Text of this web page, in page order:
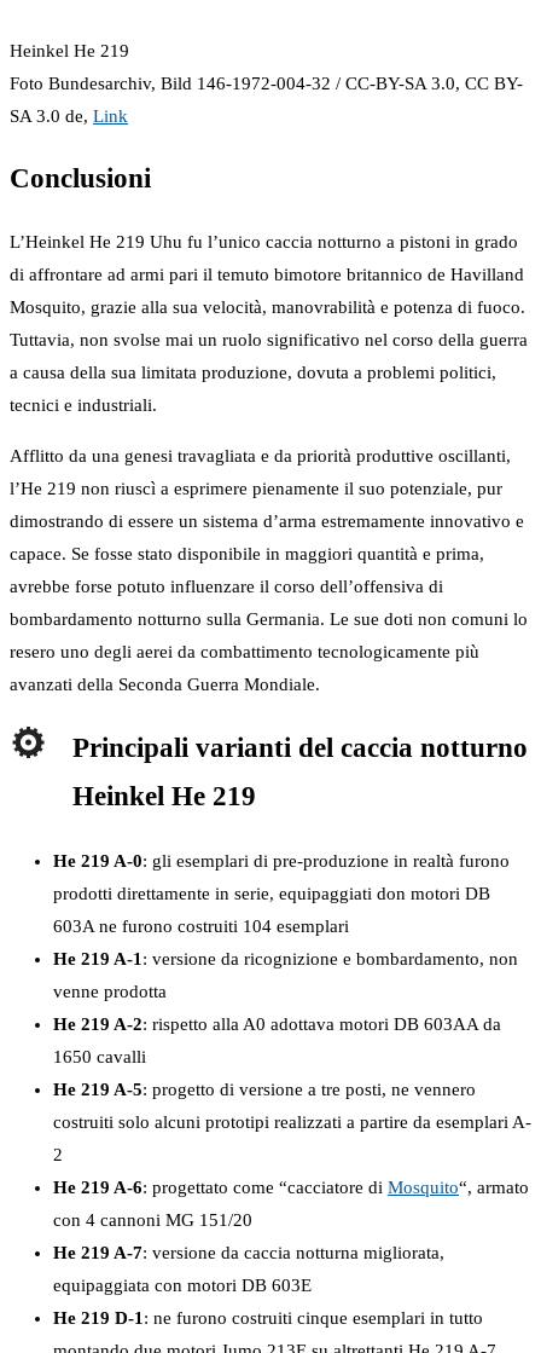
Heinkel He 219
Foto Bundesarchiv, Bild 146-1972-004-32 / CC-BY-SA 3.0, CC BY-
SA 3.0 de, Link
Conclusioni
L’Heinkel He 219 Uhu fu l’unico caccia notturno a pistoni in grado
di affrontare ad armi pari il temuto bimotore britannico de Havilland
Mosquito, grazie alla sua velocità, manovrabilità e potenza di fuoco.
Tuttavia, non svolse mai un ruolo significativo nel corso della guerra
a causa della sua limitata produzione, dovuta a problemi politici,
tecnici e industriali.
Afflitto da una genesi travagliata e da priorità produttive oscillanti,
l’He 219 non riuscì a esprimere pienamente il suo potenziale, pur
dimostrando di essere un sistema d’arma estremamente innovativo e
capace. Se fosse stato disponibile in maggiori quantità e prima,
avrebbe forse potuto influenzare il corso dell’offensiva di
bombardamento notturno sulla Germania. Le sue doti non comuni lo
resero uno degli aerei da combattimento tecnologicamente più
avanzati della Seconda Guerra Mondiale.
Principali varianti del caccia notturno
Heinkel He 219
He 219 A-0: gli esemplari di pre-produzione in realtà furono
prodotti direttamente in serie, equipaggiati don motori DB
603A ne furono costruiti 104 esemplari
He 219 A-1: versione da ricognizione e bombardamento, non
venne prodotta
He 219 A-2: rispetto alla A0 adottava motori DB 603AA da
1650 cavalli
He 219 A-5: progetto di versione a tre posti, ne vennero
costruiti solo alcuni prototipi realizzati a partire da esemplari A-
2
He 219 A-6: progettato come “cacciatore di Mosquito“, armato
con 4 cannoni MG 151/20
He 219 A-7: versione da caccia notturna migliorata,
equipaggiata con motori DB 603E
He 219 D-1: ne furono costruiti cinque esemplari in tutto